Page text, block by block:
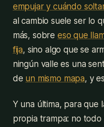
empujar y cuándo
al cambio suele ser lo
más, sobre eso que
fija, sino algo que se
ningún valle es una
de un mismo mapa, y
Y una última, para que
propia trampa: no